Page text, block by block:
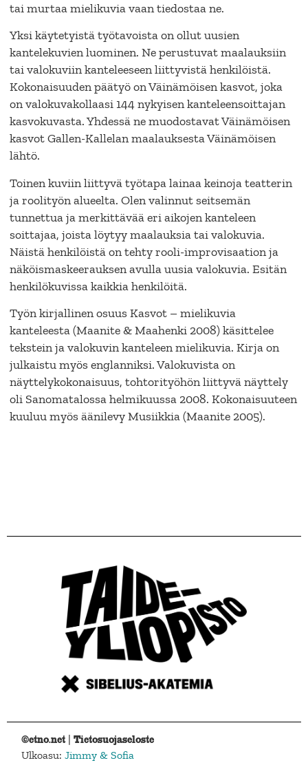
tai murtaa mielikuvia vaan tiedostaa ne.
Yksi käytetyistä työtavoista on ollut uusien
kantelekuvien luominen. Ne perustuvat maalauksiin
tai valokuviin kanteleeseen liittyvistä henkilöistä.
Kokonaisuuden päätyö on Väinämöisen kasvot, joka
on valokuvakollaasi 144 nykyisen kanteleensoittajan
kasvokuvasta. Yhdessä ne muodostavat Väinämöisen
kasvot Gallen-Kallelan maalauksesta Väinämöisen
lähtö.
Toinen kuviin liittyvä työtapa lainaa keinoja teatterin
ja roolityön alueelta. Olen valinnut seitsemän
tunnettua ja merkittävää eri aikojen kanteleen
soittajaa, joista löytyy maalauksia tai valokuvia.
Näistä henkilöistä on tehty rooli-improvisaation ja
näköismaskeerauksen avulla uusia valokuvia. Esitän
henkilökuvissa kaikkia henkilöitä.
Työn kirjallinen osuus Kasvot – mielikuvia
kanteleesta (Maanite & Maahenki 2008) käsittelee
tekstein ja valokuvin kanteleen mielikuvia. Kirja on
julkaistu myös englanniksi. Valokuvista on
näyttelykokonaisuus, tohtorityöhön liittyvä näyttely
oli Sanomatalossa helmikuussa 2008. Kokonaisuuteen
kuuluu myös äänilevy Musiikkia (Maanite 2005).
©etno.net |Tietosuojaseloste
Ulkoasu:Jimmy & Sofia